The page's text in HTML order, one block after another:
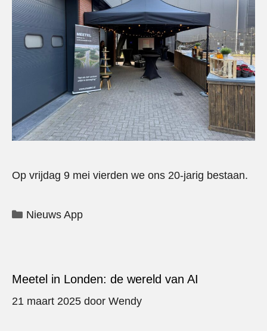
Op vrijdag 9 mei vierden we ons 20-jarig bestaan.
Categorieën
Nieuws App
Meetel in Londen: de wereld van AI
21 maart 2025 door Wendy